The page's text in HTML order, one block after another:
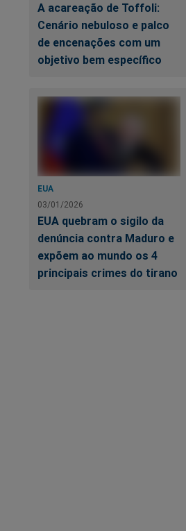
A acareação de Toffoli:
Cenário nebuloso e palco
de encenações com um
objetivo bem específico
EUA
03/01/2026
EUA quebram o sigilo da
denúncia contra Maduro e
expõem ao mundo os 4
principais crimes do tirano